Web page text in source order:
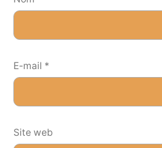
E-mail *
Site web